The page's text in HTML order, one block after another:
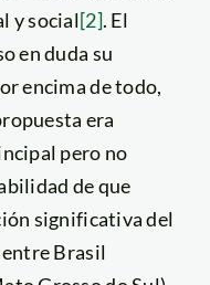
y social[2]. El
en duda su
encima de todo,
era
pero no
de que
significativa del
Brasil